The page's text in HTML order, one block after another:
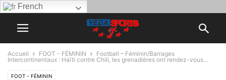
French
Accueil FOOT - FÉMININ
Football – Féminin/Barrages
Intercontinentaux : Haïti contre Chili, les grenadières ont rendez-vous...
FOOT - FÉMININ